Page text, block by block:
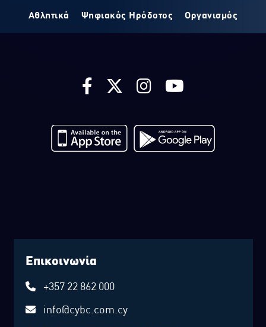
Αθλητικά Ψηφιακός Ηρόδοτος Οργανισμός
Επικοινωνία
+357 22 862 000
info@cybc.com.cy